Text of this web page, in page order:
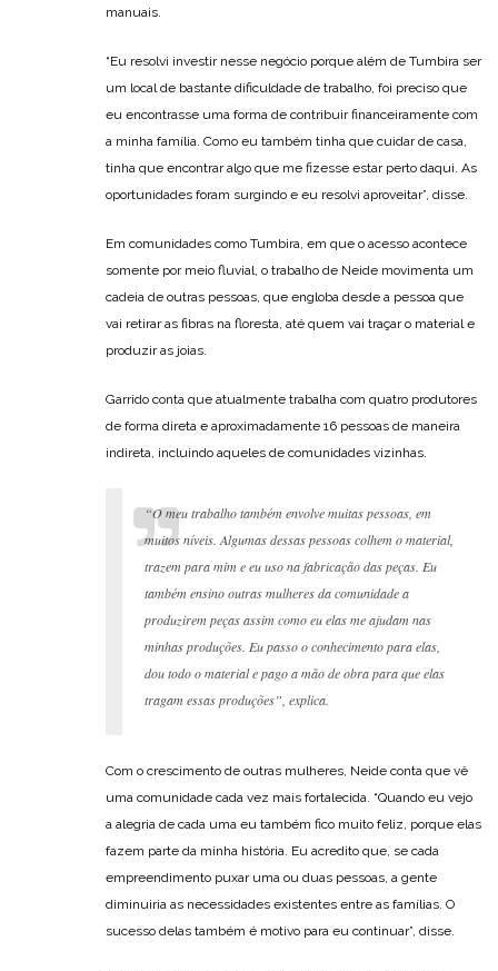
manuais.
“Eu resolvi investir nesse negócio porque além de Tumbira ser
um local de bastante dificuldade de trabalho, foi preciso que
eu encontrasse uma forma de contribuir financeiramente com
a minha família. Como eu também tinha que cuidar de casa,
tinha que encontrar algo que me fizesse estar perto daqui. As
oportunidades foram surgindo e eu resolvi aproveitar”, disse.
Em comunidades como Tumbira, em que o acesso acontece
somente por meio fluvial, o trabalho de Neide movimenta um
cadeia de outras pessoas, que engloba desde a pessoa que
vai retirar as fibras na floresta, até quem vai traçar o material e
produzir as joias.
Garrido conta que atualmente trabalha com quatro produtores
de forma direta e aproximadamente 16 pessoas de maneira
indireta, incluindo aqueles de comunidades vizinhas.
“O meu trabalho também envolve muitas pessoas, em
muitos níveis. Algumas dessas pessoas colhem o material,
trazem para mim e eu uso na fabricação das peças. Eu
também ensino outras mulheres da comunidade a
produzirem peças assim como eu elas me ajudam nas
minhas produções. Eu passo o conhecimento para elas,
dou todo o material e pago a mão de obra para que elas
tragam essas produções”, explica.
Com o crescimento de outras mulheres, Neide conta que vê
uma comunidade cada vez mais fortalecida. “Quando eu vejo
a alegria de cada uma eu também fico muito feliz, porque elas
fazem parte da minha história. Eu acredito que, se cada
empreendimento puxar uma ou duas pessoas, a gente
diminuiria as necessidades existentes entre as famílias. O
sucesso delas também é motivo para eu continuar”, disse.